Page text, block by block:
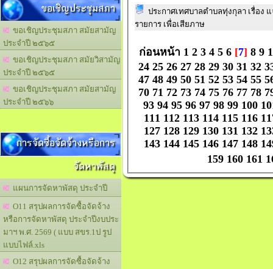
ขอเชิญประชุมสภา
ขอเชิญประชุมสภา สมัยสามัญ
ประจำปี ๒๕๖๕
ขอเชิญประชุมสภา สมัยวิสามัญ
ประจำปี ๒๕๖๕
ขอเชิญประชุมสภา สมัยสามัญ
ประจำปี ๒๕๖๖
การจัดซื้อจัดจ้างหรือการ
จัดหาพัสดุ
แผนการจัดหาพัสดุ ประจำปี
O11 สรุปผลการจัดซื้อจัดจ้าง
หรือการจัดหาพัสดุ ประจำปีงบประ
มาฯ พ.ศ. 2569 ( แบบ สขร.1ป รูป
แบบไฟล์.xls
O12 สรุปผลการจัดซื้อจัดจ้าง
ประกาศเทศบาลตำบลทุ่งกุลา เรื่อง
รายการ เพื่อเสียภาษ
ก่อนหน้า 1 2 3 4 5 6 [7] 8 9
24 25 26 27 28 29 30 31 32
47 48 49 50 51 52 53 54 55
70 71 72 73 74 75 76 77 78
93 94 95 96 97 98 99 100
111 112 113 114 115 116
127 128 129 130 131 132
143 144 145 146 147 148
159 160 161